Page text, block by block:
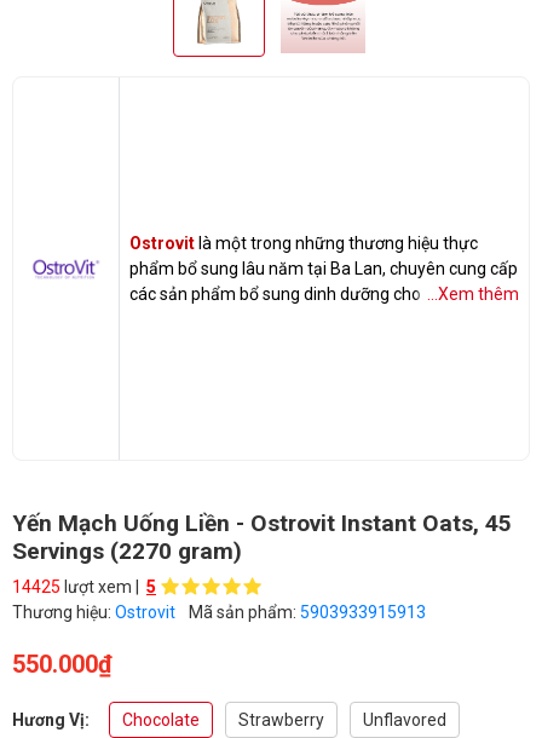
Ostrovit là một trong những thương hiệu thực
phẩm bổ sung lâu năm tại Ba Lan, chuyên cung cấp
các sản phẩm bổ sung dinh dưỡng cho sức khỏe.
...Xem thêm
Yến Mạch Uống Liền - Ostrovit Instant Oats, 45
Servings (2270 gram)
14425 lượt xem |
5
Thương hiệu: Ostrovit Mã sản phẩm: 5903933915913
550.000₫
Hương Vị: Chocolate Strawberry Unflavored